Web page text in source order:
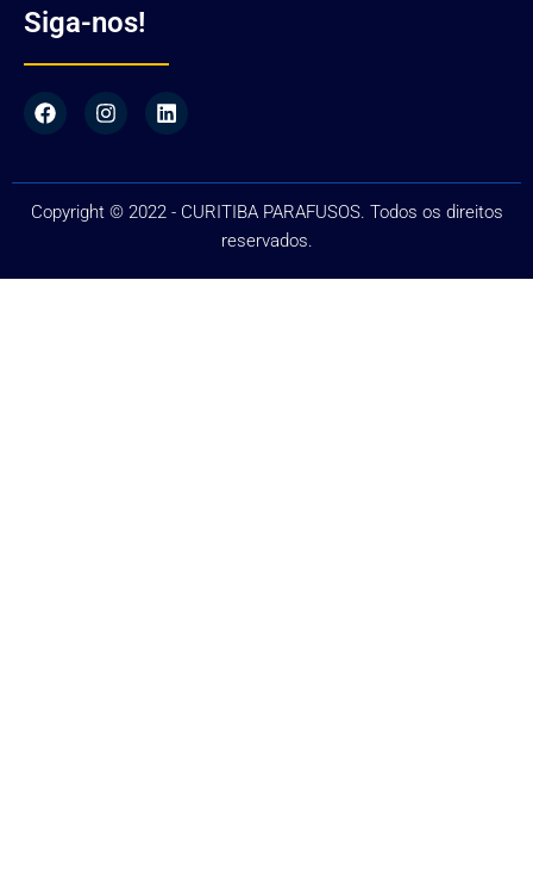
Siga-nos!
Copyright © 2022 - CURITIBA PARAFUSOS. Todos os direitos
reservados.